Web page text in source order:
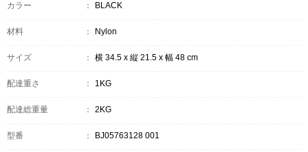
カラー ： BLACK
材料 ： Nylon
サイズ ： 横 34.5 x 縦 21.5 x 幅 48 cm
配達重さ ： 1KG
配達総重量 ： 2KG
型番 ： BJ05763128 001